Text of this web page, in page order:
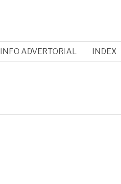
INFO ADVERTORIAL INDEX